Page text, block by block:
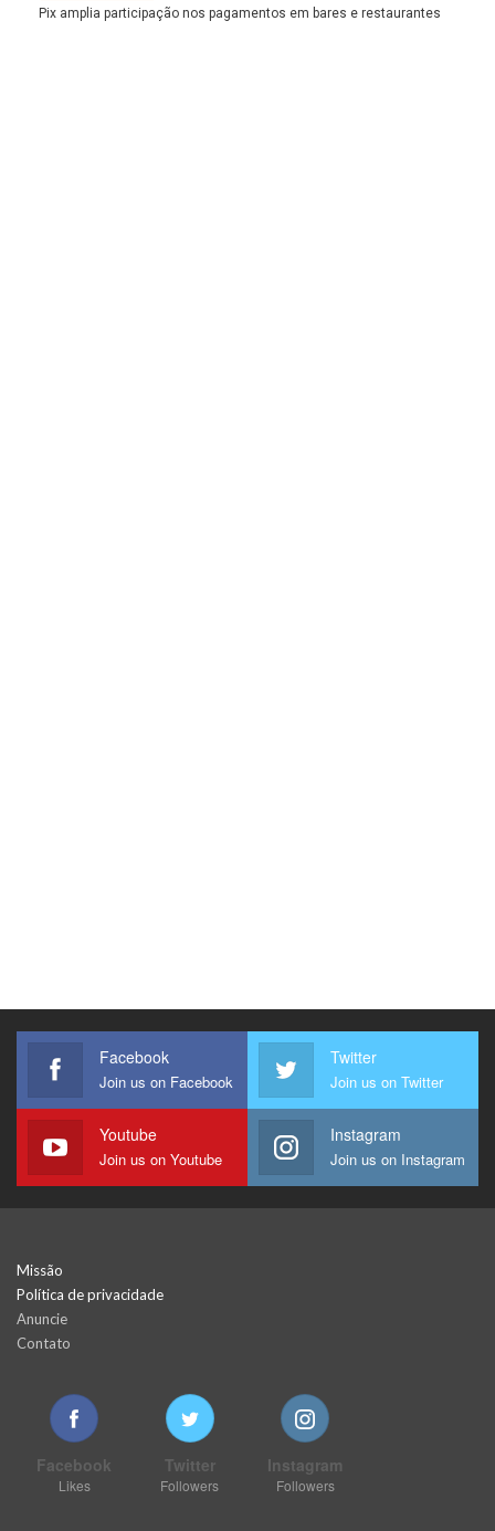
Pix amplia participação nos pagamentos em bares e restaurantes
Facebook
Join us on Facebook
Twitter
Join us on Twitter
Youtube
Join us on Youtube
Instagram
Join us on Instagram
Missão
Política de privacidade
Anuncie
Contato
Facebook
Likes
Twitter
Followers
Instagram
Followers